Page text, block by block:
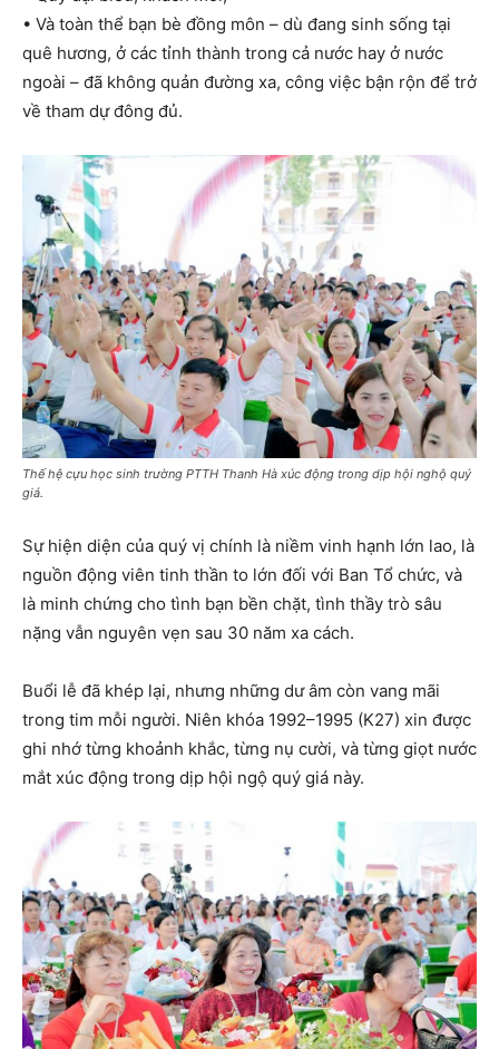
• Và toàn thể bạn bè đồng môn – dù đang sinh sống tại
quê hương, ở các tỉnh thành trong cả nước hay ở nước
ngoài – đã không quản đường xa, công việc bận rộn để trở
về tham dự đông đủ.
Thế hệ cựu học sinh trường PTTH Thanh Hà xúc động trong dịp hội nghộ quý
giá.
Sự hiện diện của quý vị chính là niềm vinh hạnh lớn lao, là
nguồn động viên tinh thần to lớn đối với Ban Tổ chức, và
là minh chứng cho tình bạn bền chặt, tình thầy trò sâu
nặng vẫn nguyên vẹn sau 30 năm xa cách.
Buổi lễ đã khép lại, nhưng những dư âm còn vang mãi
trong tim mỗi người. Niên khóa 1992–1995 (K27) xin được
ghi nhớ từng khoảnh khắc, từng nụ cười, và từng giọt nước
mắt xúc động trong dịp hội ngộ quý giá này.